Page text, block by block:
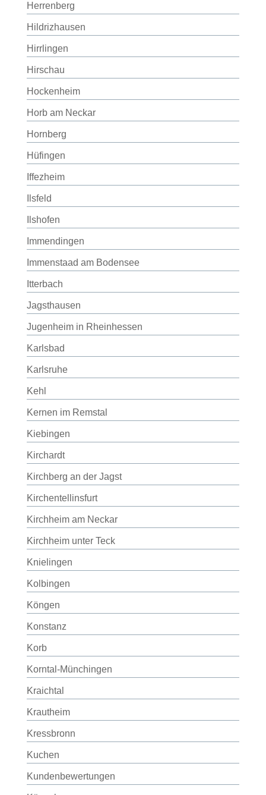
Herrenberg
Hildrizhausen
Hirrlingen
Hirschau
Hockenheim
Horb am Neckar
Hornberg
Hüfingen
Iffezheim
Ilsfeld
Ilshofen
Immendingen
Immenstaad am Bodensee
Itterbach
Jagsthausen
Jugenheim in Rheinhessen
Karlsbad
Karlsruhe
Kehl
Kernen im Remstal
Kiebingen
Kirchardt
Kirchberg an der Jagst
Kirchentellinsfurt
Kirchheim am Neckar
Kirchheim unter Teck
Knielingen
Kolbingen
Köngen
Konstanz
Korb
Korntal-Münchingen
Kraichtal
Krautheim
Kressbronn
Kuchen
Kundenbewertungen